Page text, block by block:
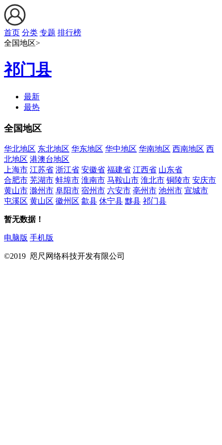
首页 分类 专题 排行榜
全国地区>
祁门县
最新
最热
全国地区
华北地区 东北地区 华东地区 华中地区 华南地区 西南地区 西
北地区 港澳台地区
上海市 江苏省 浙江省 安徽省 福建省 江西省 山东省
合肥市 芜湖市 蚌埠市 淮南市 马鞍山市 淮北市 铜陵市 安庆市
黄山市 滁州市 阜阳市 宿州市 六安市 亳州市 池州市 宣城市
屯溪区 黄山区 徽州区 歙县 休宁县 黟县 祁门县
暂无数据！
电脑版 手机版
©2019 咫尺网络科技开发有限公司